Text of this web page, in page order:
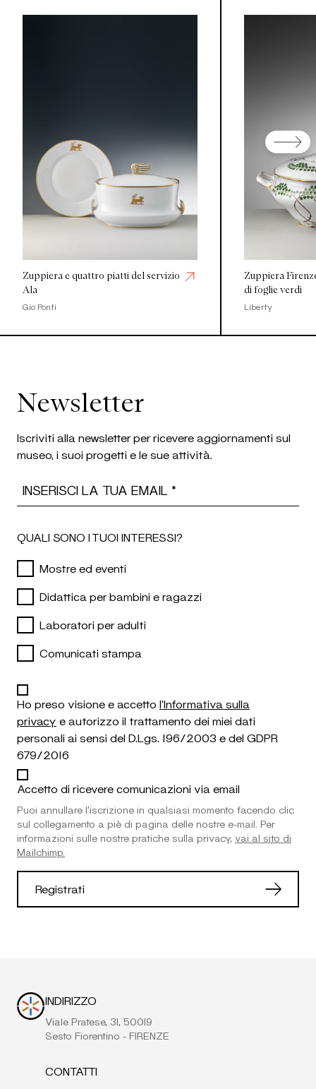
Zuppiera e quattro piatti del servizio
Ala
Gio Ponti
Zuppiera
di foglie verdi
Liberty
Newsletter
Iscriviti alla newsletter per ricevere aggiornamenti sul
museo, i suoi progetti e le sue attività.
QUALI SONO I TUOI INTERESSI?
Mostre ed eventi
Didattica per bambini e ragazzi
Laboratori per adulti
Comunicati stampa
Ho preso visione e accetto l'Informativa sulla
privacy e autorizzo il trattamento dei miei dati
personali ai sensi del D.Lgs. 196/2003 e del GDPR
679/2016
Accetto di ricevere comunicazioni via email
Puoi annullare l'iscrizione in qualsiasi momento facendo clic
sul collegamento a piè di pagina delle nostre e-mail. Per
informazioni sulle nostre pratiche sulla privacy, vai al sito di
Mailchimp.
INDIRIZZO
Viale Pratese, 31, 50019
Sesto Fiorentino - FIRENZE
CONTATTI